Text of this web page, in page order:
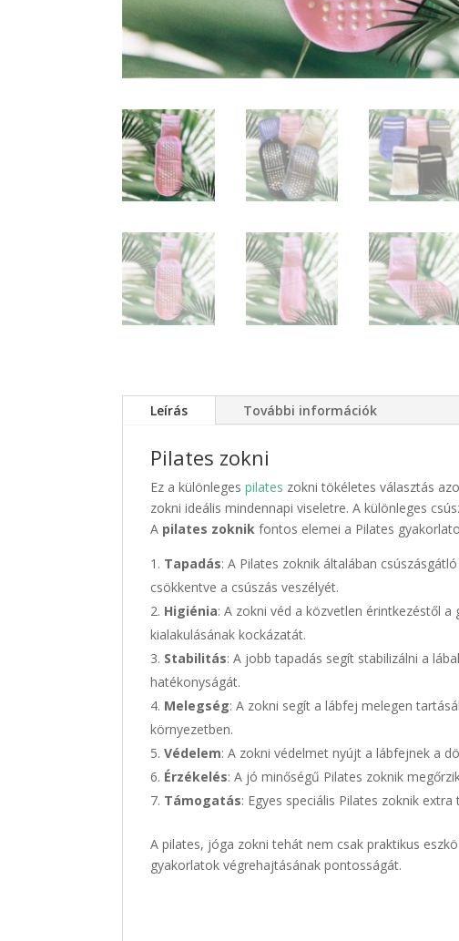
Leírás További információk
Pilates zokni
Ez a különlegespilates zokni tökéletes választás
zokni ideális mindennapi viseletre. A különleges
A pilates zoknik fontos elemei a Pilates
Tapadás: A Pilates zoknik általában
csökkentve a csúszás veszélyét.
Higiénia: A zokni véd a közvetlen érintkezéstől
kialakulásának kockázatát.
Stabilitás: A jobb tapadás segít stabilizálni a
hatékonyságát.
Melegség: A zokni segít a lábfej melegen
környezetben.
Védelem: A zokni védelmet nyújt a lábfejnek a
Érzékelés: A jó minőségű Pilates zoknik
Támogatás: Egyes speciális Pilates zoknik
A pilates, jóga zokni tehát nem csak praktikus
gyakorlatok végrehajtásának pontosságát.